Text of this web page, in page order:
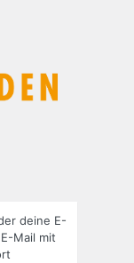
deine E-
Mail mit